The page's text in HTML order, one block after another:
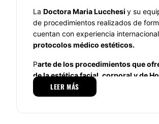
La Doctora Maria Lucchesi y su
de procedimientos realizados de
cuentan con experiencia
protocolos médico estéticos.
Parte de los procedimientos que
de la estética facial, corporal y de
especialistas que trabajan dentro
absoluta en la búsqueda de
LEER MÁS